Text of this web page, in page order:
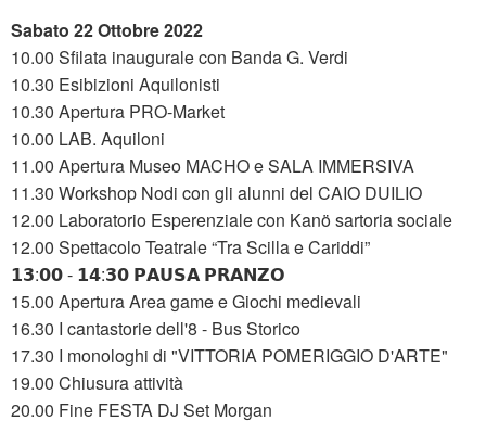
Sabato 22 Ottobre 2022
10.00 Sfilata inaugurale con Banda G. Verdi
10.30 Esibizioni Aquilonisti
10.30 Apertura PRO-Market
10.00 LAB. Aquiloni
11.00 Apertura Museo MACHO e SALA IMMERSIVA
11.30 Workshop Nodi con gli alunni del CAIO DUILIO
12.00 Laboratorio Esperenziale con Kanö sartoria sociale
12.00 Spettacolo Teatrale “Tra Scilla e Cariddi”
𝟭𝟯:𝟬𝟬 - 𝟭𝟰:𝟯𝟬 𝗣𝗔𝗨𝗦𝗔 𝗣𝗥𝗔𝗡𝗭𝗢
15.00 Apertura Area game e Giochi medievali
16.30 I cantastorie dell'8 - Bus Storico
17.30 I monologhi di "VITTORIA POMERIGGIO D'ARTE"
19.00 Chiusura attività
20.00 Fine FESTA DJ Set Morgan